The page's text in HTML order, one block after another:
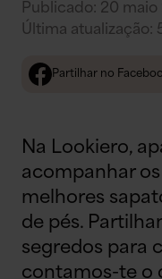
Publicado: 20 maio
Última atualização:
Partilhar no
Na Lookiero,
acompanhar
melhores
de pés.
segredos para
contamos-te o